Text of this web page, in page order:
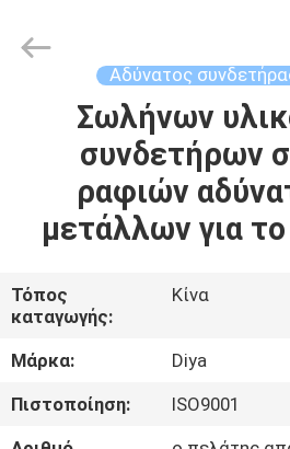
ΠΡΟΪΌΝΤΑ
ΠΕΡΊΠΟΥ
ΕΜΕΊΣ
ΓΎΡΟΣ
ΕΡΓΟΣΤΑΣΊΩΝ
Αδύνατος
Σωλήνων
συνδετήρων
ραφιών
μετάλλων για
Τόπος
καταγωγής:
Κίνα
Μάρκα:
Diya
Πιστοποίηση:
ISO9001